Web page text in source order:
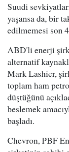
Suudi
yaşansa da, bir
edilmemesi son
ABD'li enerji
alternatif
Mark Lashier,
toplam ham
düştüğünü
beslemek
başladı.
Chevron, PBF